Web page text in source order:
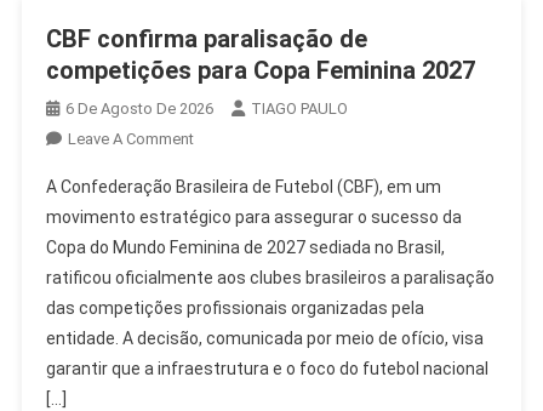
CBF confirma paralisação de
competições para Copa Feminina 2027
6 De Agosto De 2026
TIAGO PAULO
Leave A CommentOn
Confirma
Paralisação
De
Competições
Para
Copa
Feminina
A Confederação Brasileira de Futebol (CBF), em um
movimento estratégico para assegurar o sucesso da
Copa do Mundo Feminina de 2027 sediada no Brasil,
ratificou oficialmente aos clubes brasileiros a paralisação
das competições profissionais organizadas pela
entidade. A decisão, comunicada por meio de ofício, visa
garantir que a infraestrutura e o foco do futebol nacional
[…]